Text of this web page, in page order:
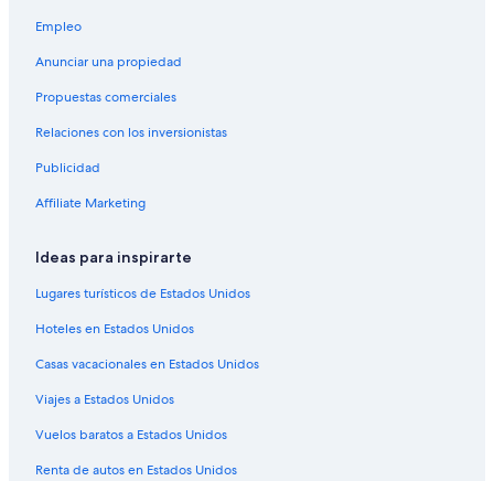
Hoteles de ski en Centro de Denver
Hoteles ecológicos en Centro de Denver
Hoteles con aire acondicionado en Centro de Denver
Hoteles con bar en Centro de Denver
Empleo
Anunciar una propiedad
Propuestas comerciales
Relaciones con los inversionistas
Publicidad
Affiliate Marketing
Ideas para inspirarte
Lugares turísticos de Estados Unidos
Hoteles en Estados Unidos
Casas vacacionales en Estados Unidos
Viajes a Estados Unidos
Vuelos baratos a Estados Unidos
Renta de autos en Estados Unidos